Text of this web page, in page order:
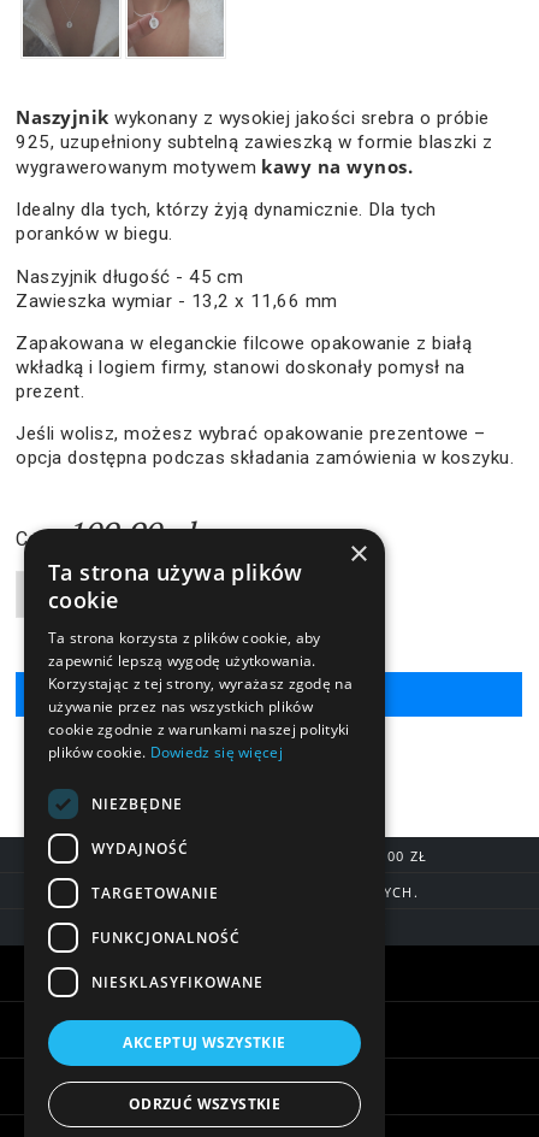
Naszyjnik wykonany z wysokiej jakości srebra o próbie
925, uzupełniony subtelną zawieszką w formie blaszki z
wygrawerowanym motywem kawy na wynos.
Idealny dla tych, którzy żyją dynamicznie. Dla tych
poranków w biegu.
Naszyjnik długość - 45 cm
Zawieszka wymiar - 13,2 x 11,66 mm
Zapakowana w eleganckie filcowe opakowanie z białą
wkładką i logiem firmy, stanowi doskonały pomysł na
prezent.
Jeśli wolisz, możesz wybrać opakowanie prezentowe –
opcja dostępna podczas składania zamówienia w koszyku.
Cena: 109,90 zł
Liczba produktów
DARMOWA DOSTAWA OD 200,00 ZŁ
DOSTAWA DO 7 DNI ROBOCZYCH.
BLIK, SZYBKIE PRZELEWY
Informacje
×
Ta strona używa plików
cookie
Ta strona korzysta z plików cookie, aby
zapewnić lepszą wygodę użytkowania.
Korzystając z tej strony, wyrażasz zgodę na
używanie przez nas wszystkich plików
cookie zgodnie z warunkami naszej polityki
plików cookie. Dowiedz się więcej
NIEZBĘDNE
WYDAJNOŚĆ
TARGETOWANIE
FUNKCJONALNOŚĆ
NIESKLASYFIKOWANE
AKCEPTUJ WSZYSTKIE
ODRZUĆ WSZYSTKIE